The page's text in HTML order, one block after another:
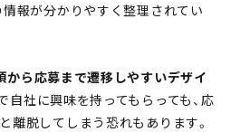
情報が分かりやすく整理されてい
から応募まで遷移しやすいデザイ
自社に興味を持ってもらっても、応
離脱してしまう恐れもあります。